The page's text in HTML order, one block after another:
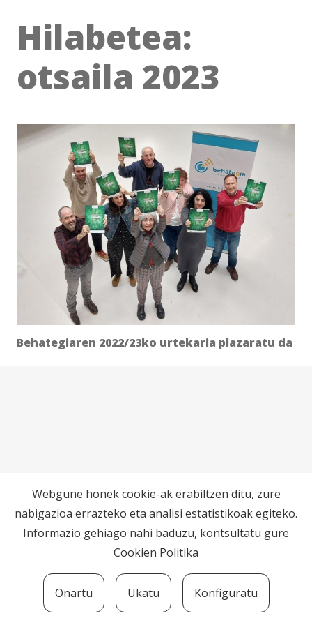
Hilabetea:
otsaila 2023
Behategiaren 2022/23ko urtekaria plazaratu da
Webgune honek cookie-ak erabiltzen ditu, zure
nabigazioa errazteko eta analisi estatistikoak egiteko.
Informazio gehiago nahi baduzu, kontsultatu gure
Cookien Politika
Onartu Ukatu Konfiguratu